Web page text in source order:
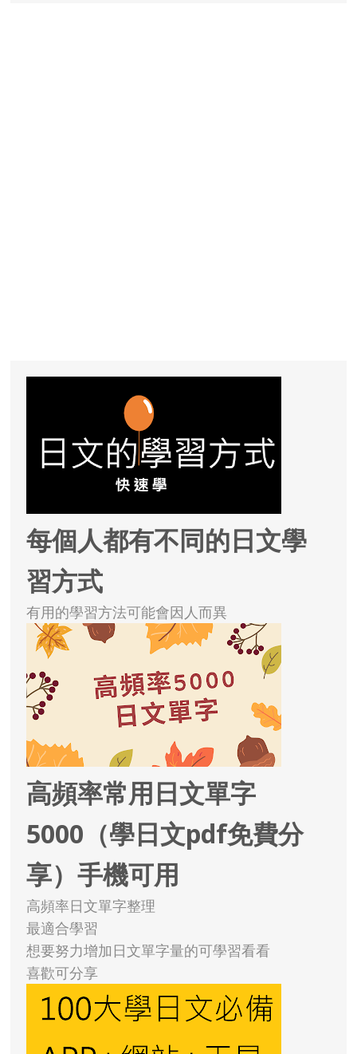
每個人都有不同的日文學
習方式
有用的學習方法可能會因人而異
高頻率常用日文單字
5000（學日文pdf免費分
享）手機可用
高頻率日文單字整理
最適合學習
想要努力增加日文單字量的可學習看看
喜歡可分享